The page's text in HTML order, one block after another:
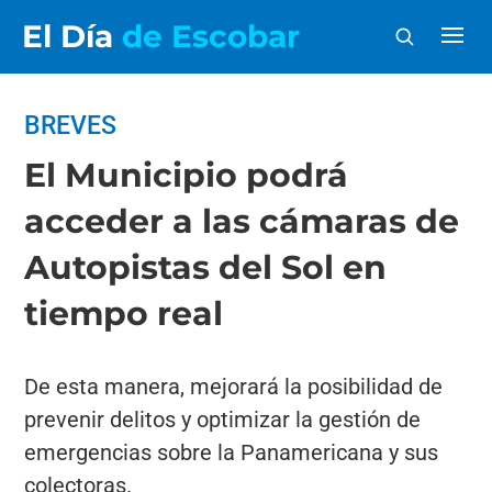
El Día de Escobar
BREVES
El Municipio podrá
acceder a las cámaras de
Autopistas del Sol en
tiempo real
De esta manera, mejorará la posibilidad de
prevenir delitos y optimizar la gestión de
emergencias sobre la Panamericana y sus
colectoras.